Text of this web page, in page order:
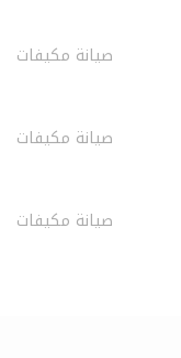
صيانة مكيفات
صيانة مكيفات
صيانة مكيفات